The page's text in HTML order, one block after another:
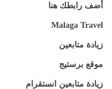
أضف رابطك هنا
Malaga Travel
زيادة متابعين
موقع برستيج
زيادة متابعين انستقرام